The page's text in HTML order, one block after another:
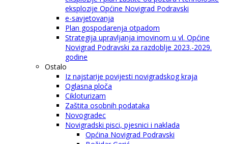
eksplozije Općine Novigrad Podravski
e-savjetovanja
Plan gospodarenja otpadom
Strategija upravljanja imovinom u vl. Općine
Novigrad Podravski za razdoblje 2023.-2029.
godine
Ostalo
Iz najstarije povijesti novigradskog kraja
Oglasna ploča
Cikloturizam
Zaštita osobnih podataka
Novogradec
Novigradski pisci, pjesnici i naklada
Općina Novigrad Podravski